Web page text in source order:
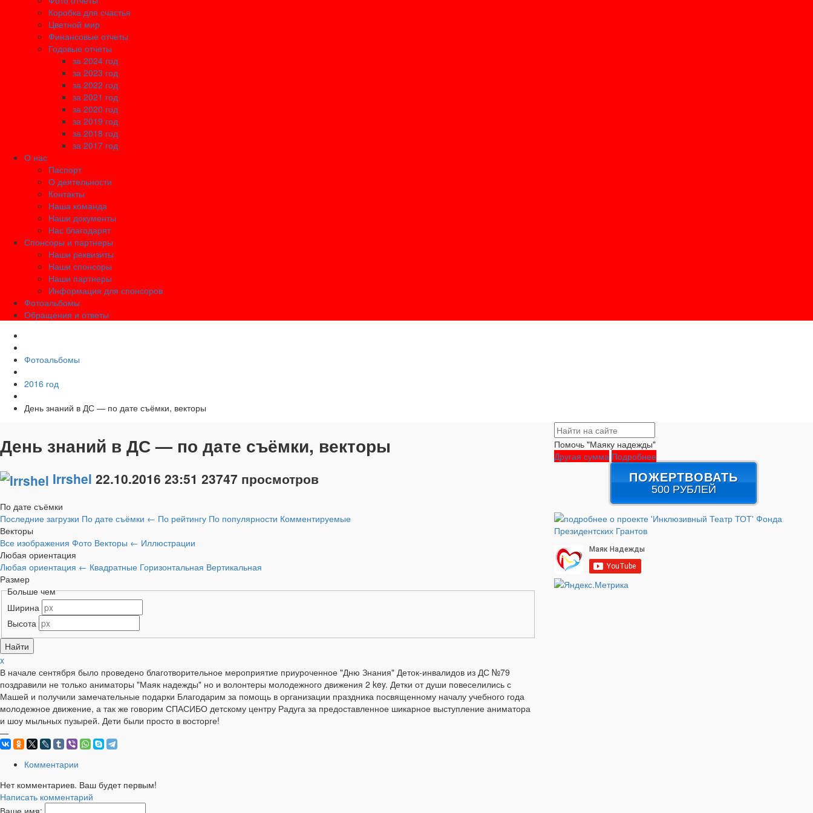
Коробка для счастья
Цветной мир
Финансовые отчеты
Годовые отчеты
за 2024 год
за 2023 год
за 2022 год
за 2021 год
за 2020 год
за 2019 год
за 2018 год
за 2017 год
О нас
Паспорт
О деятельности
Контакты
Наша команда
Наши документы
Нас благодарят
Спонсоры и партнеры
Наши реквизиты
Наши спонсоры
Наши партнеры
Информация для спонсоров
Фотоальбомы
Обращения и ответы
Фотоальбомы
2016 год
День знаний в ДС — по дате съёмки, векторы
День знаний в ДС — по дате съёмки, векторы
Irrshel 22.10.2016 23:51 23747 просмотров
По дате съёмки
Последние загрузки По дате съёмки ← По рейтингу По популярности Комментируемые
Векторы
Все изображения Фото Векторы ← Иллюстрации
Любая ориентация
Любая ориентация ← Квадратные Горизонтальная Вертикальная
Размер
Больше чем
Ширина
Высота
x
В начале сентября было проведено благотворительное мероприятие приуроченное "Дню Знания" Деток-инвалидов из ДС №79
поздравили не только аниматоры "Маяк надежды" но и волонтеры молодежного движения 2 key. Детки от души повеселились с
Машей и получили замечательные подарки Благодарим за помощь в организации праздника посвященному началу учебного года
молодежное движение, а так же говорим СПАСИБО детскому центру Радуга за предоставленное шикарное выступление аниматора
и шоу мыльных пузырей. Дети были просто в восторге!
—
Комментарии
Нет комментариев. Ваш будет первым!
Написать комментарий
Ваше имя:
Помочь "Маяку надежды"
Другая сумма Подробнее
ПОЖЕРТВОВАТЬ
500 РУБЛЕЙ